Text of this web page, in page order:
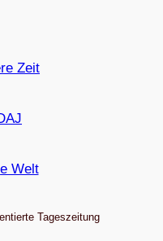
Tageszeitung